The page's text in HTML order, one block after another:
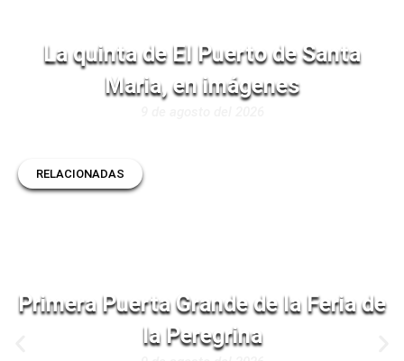
La quinta de El Puerto de Santa
Maria, en imágenes
RELACIONADAS
Primera Puerta Grande de la Feria de
la Peregrina